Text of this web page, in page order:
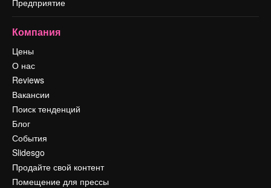
Компания
Цены
О нас
Reviews
Вакансии
Поиск тенденций
Блог
События
Slidesgo
Продайте свой контент
Помещение для прессы